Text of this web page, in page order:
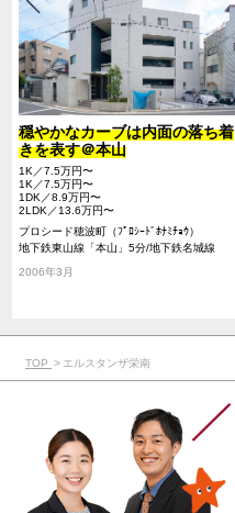
穏やかなカーブは内面の落ち着
きを表す＠本山
1K／7.5万円〜
1K／7.5万円〜
1DK／8.9万円〜
2LDK／13.6万円〜
プロシード穂波町（ﾌﾟﾛｼｰﾄﾞﾎﾅﾐﾁｮｳ）
地下鉄東山線「本山」5分/地下鉄名城線
2006年3月
TOP エルスタンザ栄南